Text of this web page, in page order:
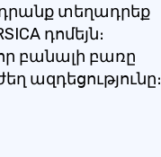
տեղադրեք
դոմեյն։
որ բանալի բառը
ազդեցությունը։